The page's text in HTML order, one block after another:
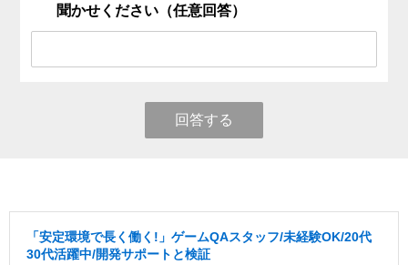
聞かせください（任意回答）
回答する
「安定環境で長く働く!」ゲームQAスタッフ/未経験OK/20代
30代活躍中/開発サポートと検証